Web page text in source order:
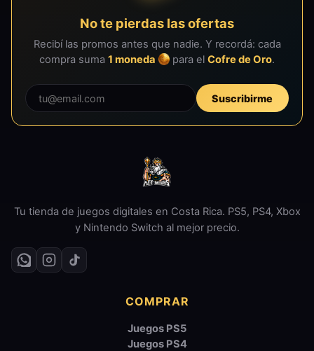
No te pierdas las ofertas
Recibí las promos antes que nadie. Y recordá: cada
compra suma 1 moneda para elCofre de Oro.
Suscribirme
Tu tienda de juegos digitales en Costa Rica. PS5, PS4, Xbox
y Nintendo Switch al mejor precio.
COMPRAR
Juegos PS5
Juegos PS4